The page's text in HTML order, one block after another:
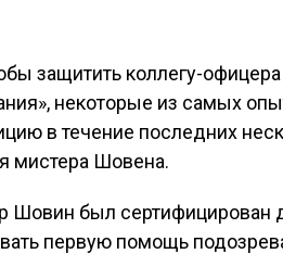
защитить коллегу-офицера
некоторые из самых
в течение последних
мистера Шовена.
Шовин был сертифицирован
первую помощь